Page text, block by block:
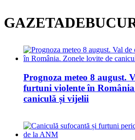
Prognoza meteo 8 august.
furtuni violente în
caniculă și vijelii